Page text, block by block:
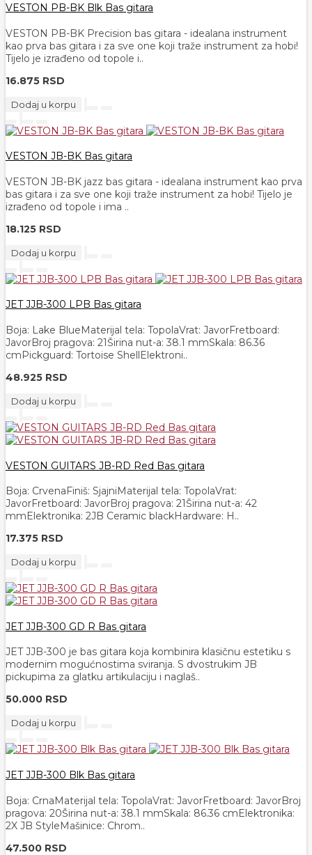
VESTON PB-BK Blk Bas gitara
VESTON PB-BK Precision bas gitara - idealana instrument
kao prva bas gitara i za sve one koji traže instrument za hobi!
Tijelo je izrađeno od topole i..
16.875 RSD
Dodaj u korpu
VESTON JB-BK Bas gitara
VESTON JB-BK jazz bas gitara - idealana instrument kao prva
bas gitara i za sve one koji traže instrument za hobi! Tijelo je
izrađeno od topole i ima ..
18.125 RSD
Dodaj u korpu
JET JJB-300 LPB Bas gitara
Boja: Lake BlueMaterijal tela: TopolaVrat: JavorFretboard:
JavorBroj pragova: 21Širina nut-a: 38.1 mmSkala: 86.36
cmPickguard: Tortoise ShellElektroni..
48.925 RSD
Dodaj u korpu
VESTON GUITARS JB-RD Red Bas gitara
Boja: CrvenaFiniš: SjajniMaterijal tela: TopolaVrat:
JavorFretboard: JavorBroj pragova: 21Širina nut-a: 42
mmElektronika: 2JB Ceramic blackHardware: H..
17.375 RSD
Dodaj u korpu
JET JJB-300 GD R Bas gitara
JET JJB-300 je bas gitara koja kombinira klasičnu estetiku s
modernim mogućnostima sviranja. S dvostrukim JB
pickupima za glatku artikulaciju i naglaš..
50.000 RSD
Dodaj u korpu
JET JJB-300 Blk Bas gitara
Boja: CrnaMaterijal tela: TopolaVrat: JavorFretboard: JavorBroj
pragova: 20Širina nut-a: 38.1 mmSkala: 86.36 cmElektronika:
2X JB StyleMašinice: Chrom..
47.500 RSD